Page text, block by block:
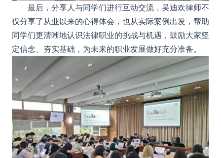
最后，分享人与同学们进行互动交流，吴迪欢律师不
仅分享了从业以来的心得体会，也从实际案例出发，帮助
同学们更清晰地认识法律职业的挑战与机遇，鼓励大家坚
定信念、夯实基础，为未来的职业发展做好充分准备。